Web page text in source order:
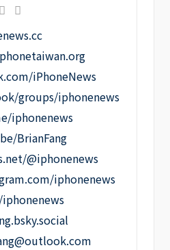
iPhoneNews
groups/iphonenews
iphonenews
BrianFang
@iphonenews
iphonenews